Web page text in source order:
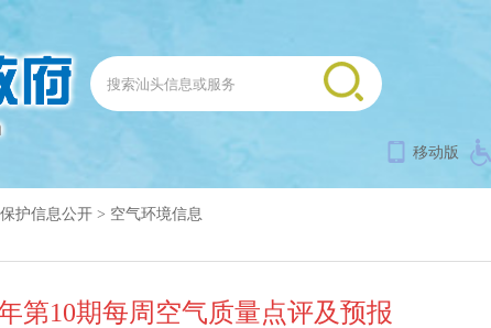
移动版
护信息公开 > 空气环境信息
第10期每周空气质量点评及预报